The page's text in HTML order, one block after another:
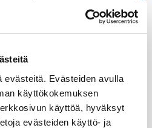
Evästeiden avulla
käyttökokemuksen
käyttöä, hyväksyt
evästeiden käyttö- ja
Katso osan tiedot
0,5-0,75mm2, BMW,
katso sopivuus, OE
Malleihin
Katso lisätiedoista
sopivuus autoosi